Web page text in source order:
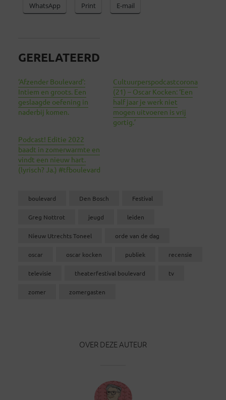
WhatsApp Print E-mail
GERELATEERD
‘Afzender Boulevard’:
Intiem en groots. Een
geslaagde oefening in
naderbij komen.
Cultuurperspodcastcorona
(21) – Oscar Kocken: ‘Een
half jaar je werk niet
mogen uitvoeren is vrij
gortig.’
Podcast! Editie 2022
baadt in zomerwarmte en
vindt een nieuw hart.
(lyrisch? Ja.) #tfboulevard
boulevard Den Bosch Festival
Greg Nottrot jeugd leiden
Nieuw Utrechts Toneel orde van de dag
oscar oscar kocken publiek recensie
televisie theaterfestival boulevard tv
zomer zomergasten
OVER DEZE AUTEUR